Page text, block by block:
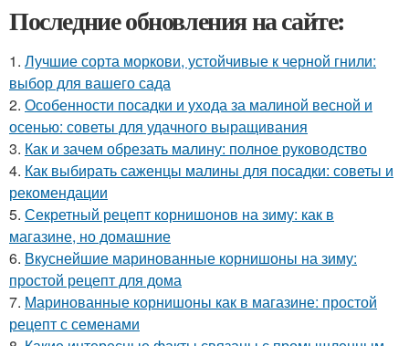
Последние обновления на сайте:
1. Лучшие сорта моркови, устойчивые к черной гнили:
выбор для вашего сада
2. Особенности посадки и ухода за малиной весной и
осенью: советы для удачного выращивания
3. Как и зачем обрезать малину: полное руководство
4. Как выбирать саженцы малины для посадки: советы и
рекомендации
5. Секретный рецепт корнишонов на зиму: как в
магазине, но домашние
6. Вкуснейшие маринованные корнишоны на зиму:
простой рецепт для дома
7. Маринованные корнишоны как в магазине: простой
рецепт с семенами